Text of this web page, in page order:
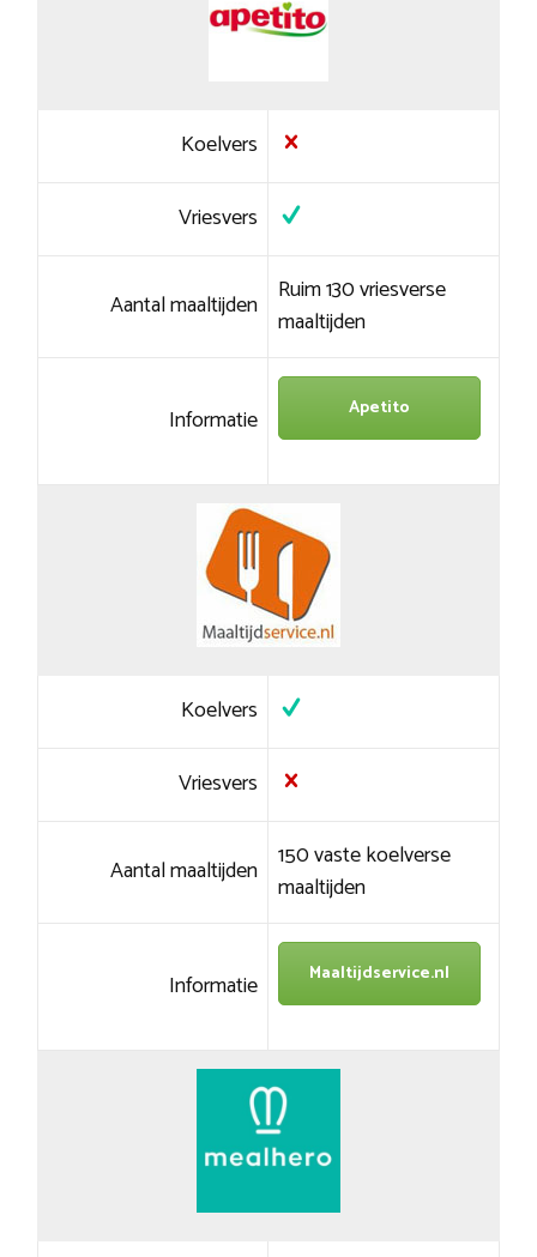
Koelvers
Vriesvers
Aantal maaltijden Ruim 130 vriesverse
maaltijden
Informatie Apetito
Koelvers
Vriesvers
Aantal maaltijden 150 vaste koelverse
maaltijden
Informatie Maaltijdservice.nl